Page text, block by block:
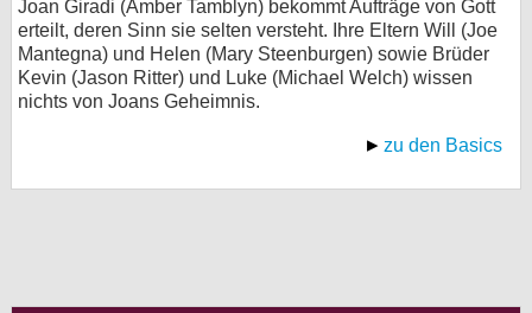
Joan Giradi (Amber Tamblyn) bekommt Aufträge von Gott
erteilt, deren Sinn sie selten versteht. Ihre Eltern Will (Joe
Mantegna) und Helen (Mary Steenburgen) sowie Brüder
Kevin (Jason Ritter) und Luke (Michael Welch) wissen
nichts von Joans Geheimnis.
zu den Basics
Specials
SERVICE